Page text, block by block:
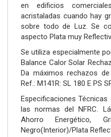
en edificios
acristaladas cuando hay
sobre todo de Luz. Se
aspecto Plata muy
Se utiliza especialmente
Balance Calor Solar
Da máximos rechazos
Ref.: M141R: SL 180 E PS
Especificaciones
las normas del NFRC.
Ahorro Energético,
Negro(Interior)/Plata